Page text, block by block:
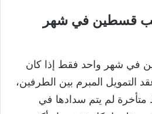
قسطين في شهر
في شهر واحد فقط إذا كان
المبرم بين الطرفين،
لم يتم سدادها في